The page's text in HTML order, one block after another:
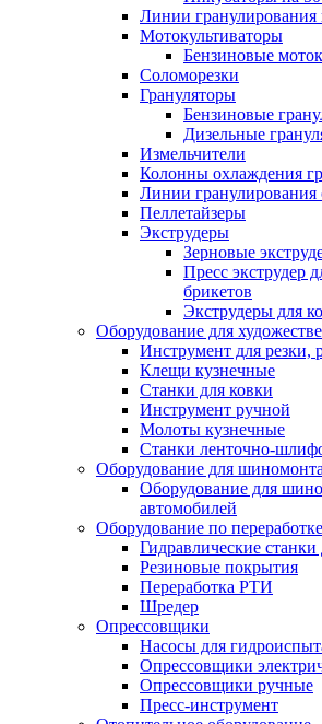
Линии гранулирования
Мотокультиваторы
Бензиновые
Соломорезки
Грануляторы
Бензиновые
Дизельные
Измельчители
Колонны охлаждения
Линии гранулирования
Пеллетайзеры
Экструдеры
Зерновые
Пресс экструдер
брикетов
Экструдеры для
Оборудование для
Инструмент для резки,
Клещи кузнечные
Станки для ковки
Инструмент ручной
Молоты кузнечные
Станки ленточно-
Оборудование для
Оборудование для
автомобилей
Оборудование по
Гидравлические
Резиновые покрытия
Переработка РТИ
Шредер
Опрессовщики
Насосы для
Опрессовщики
Опрессовщики ручные
Пресс-инструмент